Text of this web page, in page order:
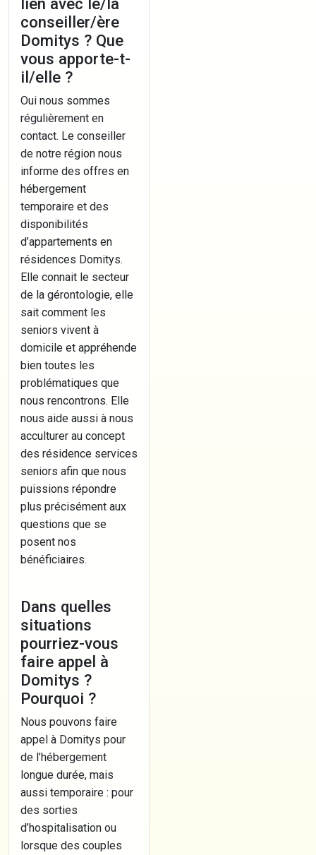
conseiller/ère
Domitys ? Que
vous apporte-t-
il/elle ?
Oui nous sommes
régulièrement en
contact. Le conseiller
de notre région nous
informe des offres en
hébergement
temporaire et des
disponibilités
d’appartements en
résidences Domitys.
Elle connait le secteur
de la gérontologie, elle
sait comment les
seniors vivent à
domicile et appréhende
bien toutes les
problématiques que
nous rencontrons. Elle
nous aide aussi à nous
acculturer au concept
des résidence services
seniors afin que nous
puissions répondre
plus précisément aux
questions que se
posent nos
bénéficiaires.
Dans quelles
situations
pourriez-vous
faire appel à
Domitys ?
Pourquoi ?
Nous pouvons faire
appel à Domitys pour
de l’hébergement
longue durée, mais
aussi temporaire : pour
des sorties
d’hospitalisation ou
lorsque des couples